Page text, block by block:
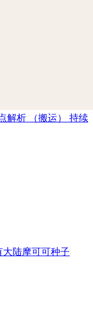
解析 （搬运） 持续
大陆摩可可种子